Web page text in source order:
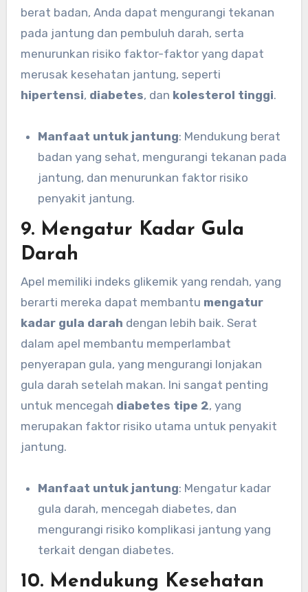
berat badan, Anda dapat mengurangi tekanan
pada jantung dan pembuluh darah, serta
menurunkan risiko faktor-faktor yang dapat
merusak kesehatan jantung, seperti
hipertensi, diabetes, dan kolesterol tinggi.
Manfaat untuk jantung: Mendukung berat
badan yang sehat, mengurangi tekanan pada
jantung, dan menurunkan faktor risiko
penyakit jantung.
9. Mengatur Kadar Gula
Darah
Apel memiliki indeks glikemik yang rendah, yang
berarti mereka dapat membantu mengatur
kadar gula darah dengan lebih baik. Serat
dalam apel membantu memperlambat
penyerapan gula, yang mengurangi lonjakan
gula darah setelah makan. Ini sangat penting
untuk mencegah diabetes tipe 2, yang
merupakan faktor risiko utama untuk penyakit
jantung.
Manfaat untuk jantung: Mengatur kadar
gula darah, mencegah diabetes, dan
mengurangi risiko komplikasi jantung yang
terkait dengan diabetes.
10. Mendukung Kesehatan